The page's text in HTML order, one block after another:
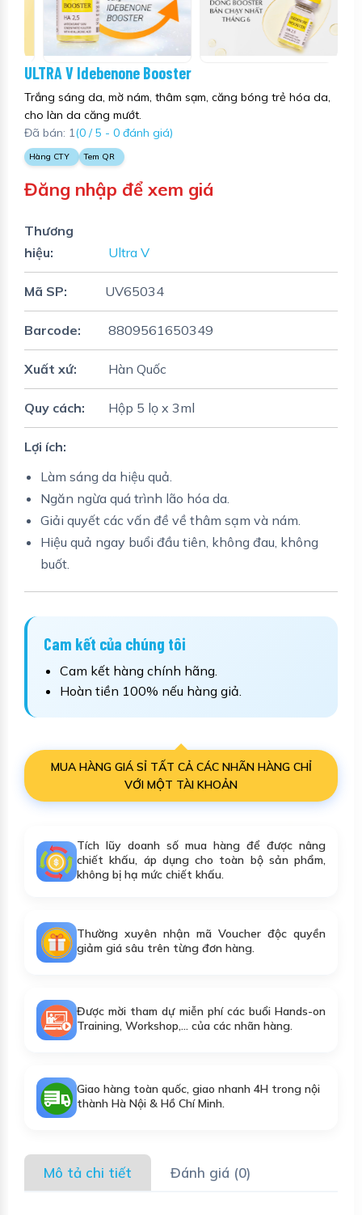
ULTRA V Idebenone Booster
Trắng sáng da, mờ nám, thâm sạm, căng bóng trẻ hóa da,
cho làn da căng mướt.
Đã bán: 1(0 / 5 - 0 đánh giá)
Hàng CTY Tem QR
Đăng nhập để xem giá
Thương
hiệu:
Ultra V
Mã SP: UV65034
Barcode: 8809561650349
Xuất xứ: Hàn Quốc
Quy cách: Hộp 5 lọ x 3ml
Lợi ích:
Làm sáng da hiệu quả.
Ngăn ngừa quá trình lão hóa da.
Giải quyết các vấn đề về thâm sạm và nám.
Hiệu quả ngay buổi đầu tiên, không đau, không
buốt.
Cam kết của chúng tôi
Cam kết hàng chính hãng.
Hoàn tiền 100% nếu hàng giả.
MUA HÀNG GIÁ SỈ TẤT CẢ CÁC NHÃN HÀNG CHỈ
VỚI MỘT TÀI KHOẢN
Tích lũy doanh số mua hàng để được nâng
chiết khấu, áp dụng cho toàn bộ sản phẩm,
không bị hạ mức chiết khấu.
Thường xuyên nhận mã Voucher độc quyền
giảm giá sâu trên từng đơn hàng.
Được mời tham dự miễn phí các buổi Hands-on
Training, Workshop,... của các nhãn hàng.
Giao hàng toàn quốc, giao nhanh 4H trong nội
thành Hà Nội & Hồ Chí Minh.
Mô tả chi tiết Đánh giá (0)